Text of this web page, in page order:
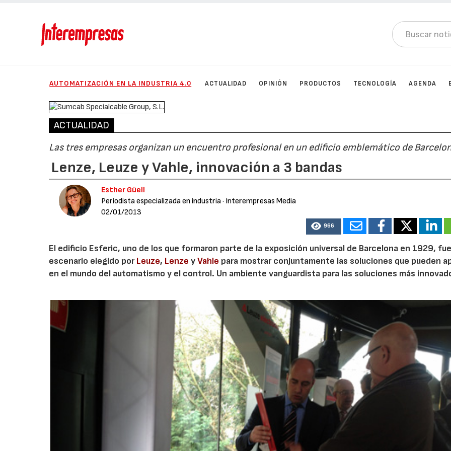
AUTOMATIZACIÓN EN LA INDUSTRIA 4.0 ACTUALIDAD OPINIÓN PRODUCTOS TECNOLOGÍA AGENDA
ACTUALIDAD
Las tres empresas organizan un encuentro profesional en un edificio emblemático de
Lenze, Leuze y Vahle, innovación a 3 bandas
Esther Güell
Periodista especializada en industria· Interempresas Media
02/01/2013
966
El edificio Esferic, uno de los que formaron parte de la exposición universal de Barcelona en 1929,
escenario elegido porLeuze, Lenze yVahle para mostrar conjuntamente las soluciones que pueden
en el mundo del automatismo y el control. Un ambiente vanguardista para las soluciones más
AF26_IFM AF26_IFM